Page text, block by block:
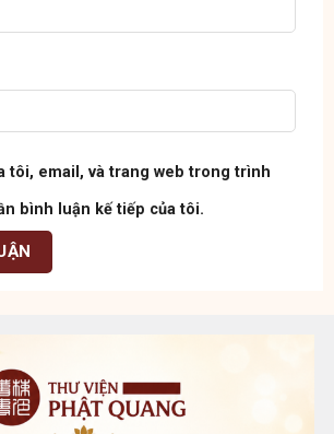
tôi, email, và trang web trong trình
bình luận kế tiếp của tôi.